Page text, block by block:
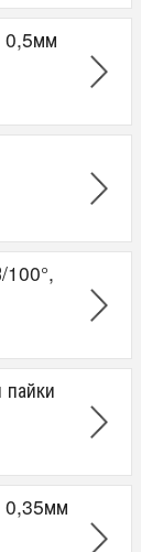
0,5мм
100°,